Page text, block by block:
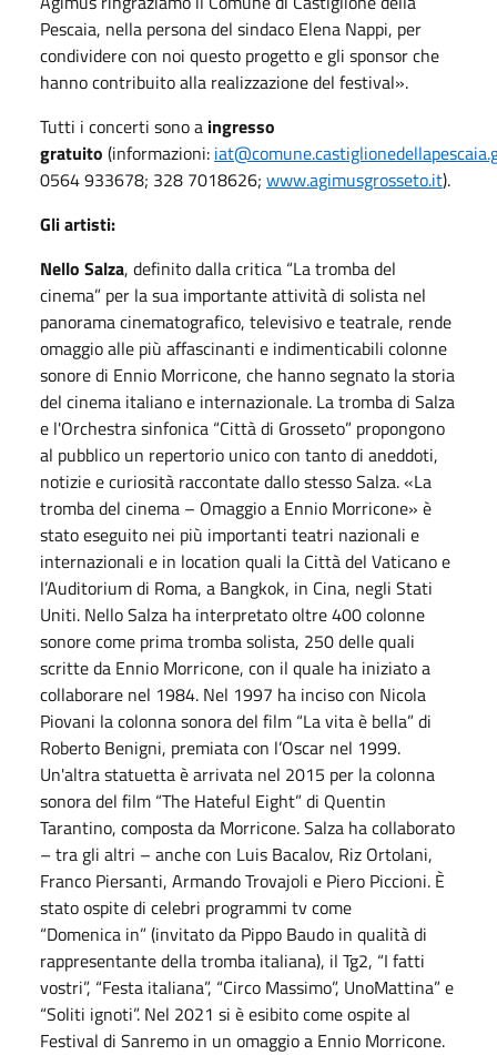
Pescaia, nella persona del sindaco Elena Nappi, per
condividere con noi questo progetto e gli sponsor che
hanno contribuito alla realizzazione del festival».
Tutti i concerti sono a ingresso
gratuito (informazioni:
0564 933678; 328 7018626; www.agimusgrosseto.it).
Gli artisti:
Nello Salza, definito dalla critica “La tromba del
cinema” per la sua importante attività di solista nel
panorama cinematografico, televisivo e teatrale, rende
omaggio alle più affascinanti e indimenticabili colonne
sonore di Ennio Morricone, che hanno segnato la storia
del cinema italiano e internazionale. La tromba di Salza
e l'Orchestra sinfonica “Città di Grosseto” propongono
al pubblico un repertorio unico con tanto di aneddoti,
notizie e curiosità raccontate dallo stesso Salza. «La
tromba del cinema – Omaggio a Ennio Morricone» è
stato eseguito nei più importanti teatri nazionali e
internazionali e in location quali la Città del Vaticano e
l’Auditorium di Roma, a Bangkok, in Cina, negli Stati
Uniti. Nello Salza ha interpretato oltre 400 colonne
sonore come prima tromba solista, 250 delle quali
scritte da Ennio Morricone, con il quale ha iniziato a
collaborare nel 1984. Nel 1997 ha inciso con Nicola
Piovani la colonna sonora del film “La vita è bella” di
Roberto Benigni, premiata con l’Oscar nel 1999.
Un'altra statuetta è arrivata nel 2015 per la colonna
sonora del film “The Hateful Eight” di Quentin
Tarantino, composta da Morricone. Salza ha collaborato
– tra gli altri – anche con Luis Bacalov, Riz Ortolani,
Franco Piersanti, Armando Trovajoli e Piero Piccioni. È
stato ospite di celebri programmi tv come
“Domenica in” (invitato da Pippo Baudo in qualità di
rappresentante della tromba italiana), il Tg2, “I fatti
vostri”, “Festa italiana”, “Circo Massimo”, UnoMattina” e
“Soliti ignoti”. Nel 2021 si è esibito come ospite al
Festival di Sanremo in un omaggio a Ennio Morricone.